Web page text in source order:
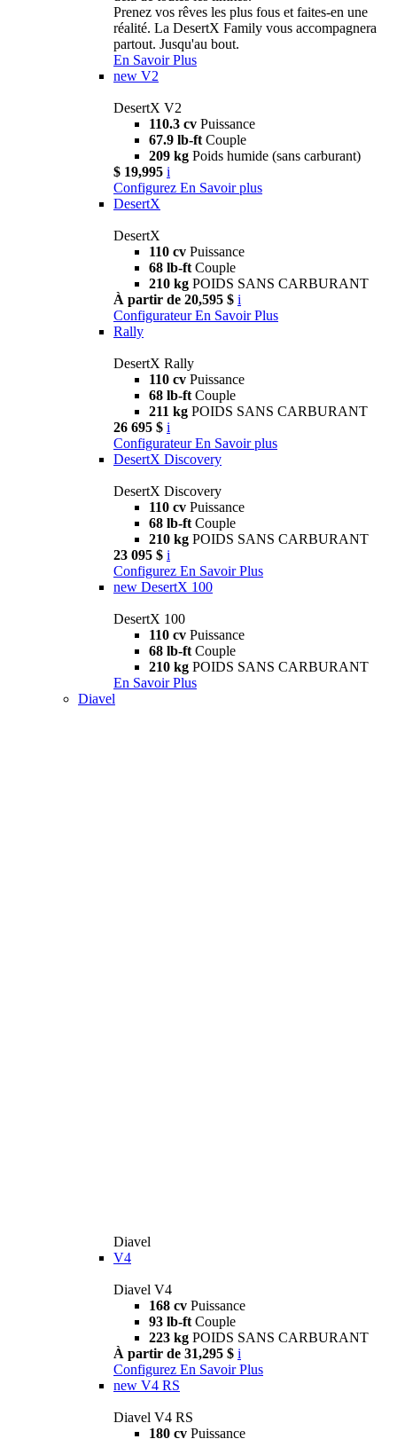
Prenez vos rêves les plus fous et faites-en une
réalité. La DesertX Family vous accompagnera
partout. Jusqu'au bout.
En Savoir Plus
new V2
DesertX V2
110.3 cv Puissance
67.9 lb-ft Couple
209 kg Poids humide (sans carburant)
$ 19,995 i
Configurez En Savoir plus
DesertX
DesertX
110 cv Puissance
68 lb-ft Couple
210 kg POIDS SANS CARBURANT
À partir de 20,595 $ i
Configurateur En Savoir Plus
Rally
DesertX Rally
110 cv Puissance
68 lb-ft Couple
211 kg POIDS SANS CARBURANT
26 695 $ i
Configurateur En Savoir plus
DesertX Discovery
DesertX Discovery
110 cv Puissance
68 lb-ft Couple
210 kg POIDS SANS CARBURANT
23 095 $ i
Configurez En Savoir Plus
new DesertX 100
DesertX 100
110 cv Puissance
68 lb-ft Couple
210 kg POIDS SANS CARBURANT
En Savoir Plus
Diavel
Diavel
V4
Diavel V4
168 cv Puissance
93 lb-ft Couple
223 kg POIDS SANS CARBURANT
À partir de 31,295 $ i
Configurez En Savoir Plus
new V4 RS
Diavel V4 RS
180 cv Puissance